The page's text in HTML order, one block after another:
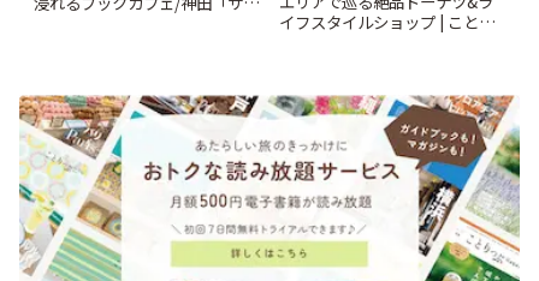
イフスタイルショップ | ことり